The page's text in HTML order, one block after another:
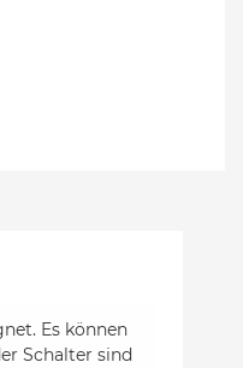
Es können
Schalter sind